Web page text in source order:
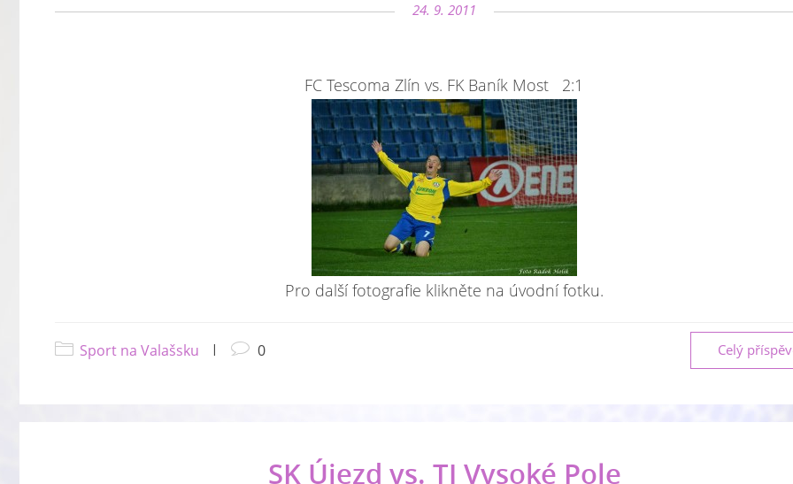
24. 9. 2011
FC Tescoma Zlín vs. FK Baník Most 2:1
Pro další fotografie klikněte na úvodní fotku.
Celý
Sport na Valašsku | 0
SK Újezd vs. TJ Vysoké Pole